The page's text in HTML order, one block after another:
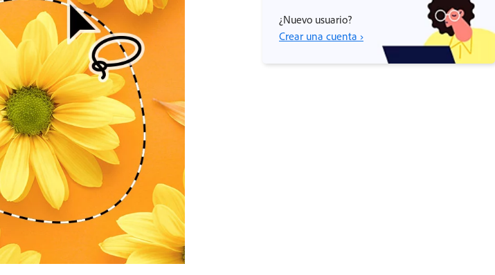
¿Nuevo usuario?
Crear una cuenta ›